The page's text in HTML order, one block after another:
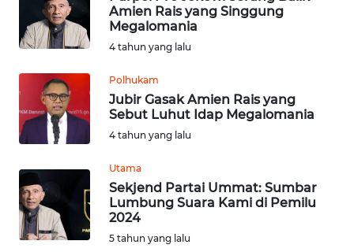
Amien Rais yang Singgung
Megalomania
4 tahun yang lalu
Polhukam
Jubir Gasak Amien Rais yang
Sebut Luhut Idap Megalomania
4 tahun yang lalu
Utama
Sekjend Partai Ummat: Sumbar
Lumbung Suara Kami di Pemilu
2024
5 tahun yang lalu
JATENG
WN
WN
JOGJA
WN
JATIM
WN
BALI